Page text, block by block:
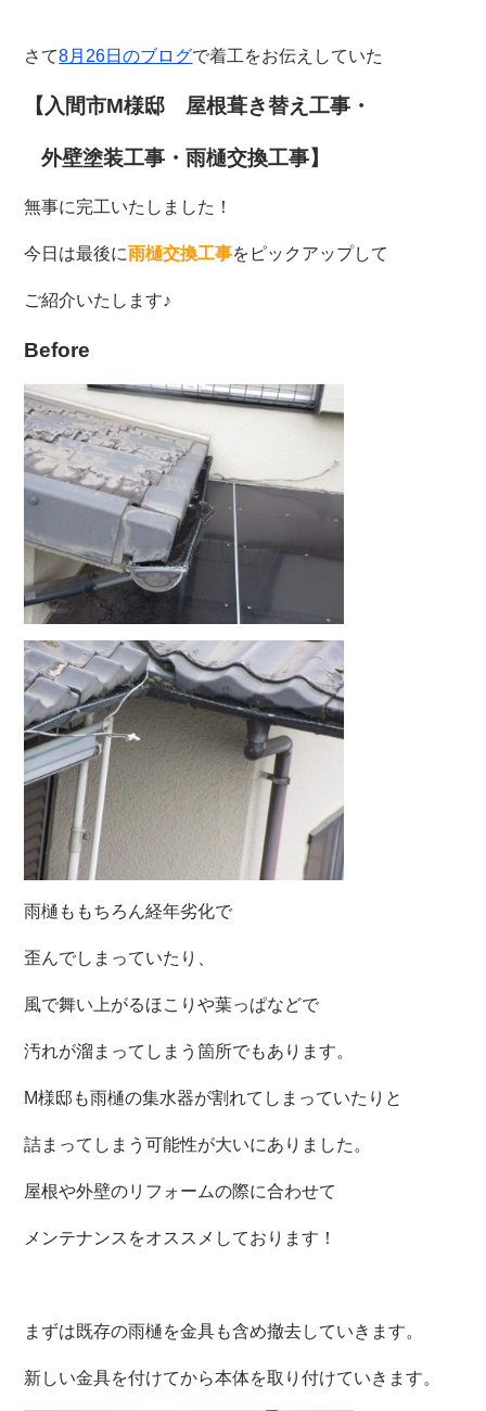
さて8月26日のブログで着工をお伝えしていた
【入間市M様邸 屋根葺き替え工事・
外壁塗装工事・雨樋交換工事】
無事に完工いたしました！
今日は最後に雨樋交換工事をピックアップして
ご紹介いたします♪
Before
雨樋ももちろん経年劣化で
歪んでしまっていたり、
風で舞い上がるほこりや葉っぱなどで
汚れが溜まってしまう箇所でもあります。
M様邸も雨樋の集水器が割れてしまっていたりと
詰まってしまう可能性が大いにありました。
屋根や外壁のリフォームの際に合わせて
メンテナンスをオススメしております！
まずは既存の雨樋を金具も含め撤去していきます。
新しい金具を付けてから本体を取り付けていきます。